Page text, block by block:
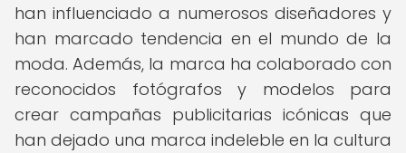
han influenciado a numerosos diseñadores y
han marcado tendencia en el mundo de la
moda. Además, la marca ha colaborado con
reconocidos fotógrafos y modelos para
crear campañas publicitarias icónicas que
han dejado una marca indeleble en la cultura